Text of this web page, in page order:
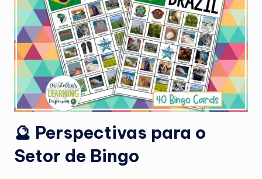
🔮 Perspectivas para o
Setor de Bingo